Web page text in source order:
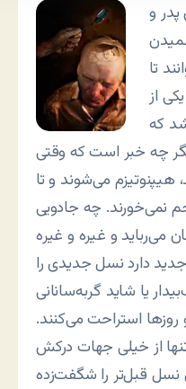
پدر و
تا
از
که
مگر چه خبر است که وقتی
هیپنوتیزم می‌شوند و تا
نمی‌خورند. چه جادویی
دارد نسل جدیدی را
یا شاید گربه‌سانانی
استراحت می‌کنند.
از خیلی جهات درکش
نسل قبل‌تر را شگفت‌زده